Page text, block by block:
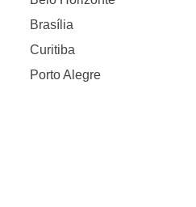
Brasília
Curitiba
Porto Alegre